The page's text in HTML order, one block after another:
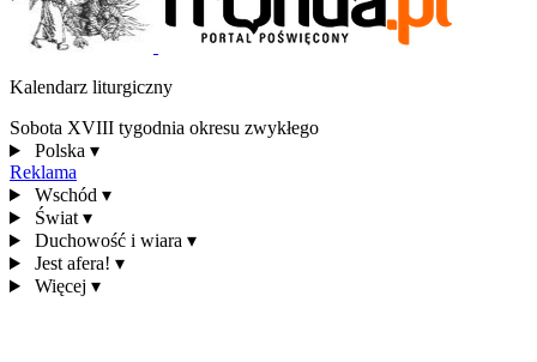
Kalendarz liturgiczny
Sobota XVIII tygodnia okresu zwykłego
Polska ▾
Reklama
Wschód ▾
Świat ▾
Duchowość i wiara ▾
Jest afera! ▾
Więcej ▾